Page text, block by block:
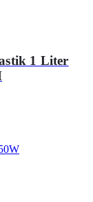
1 Liter